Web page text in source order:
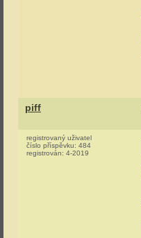
piff
registrovaný uživatel
číslo příspěvku: 484
registrován: 4-2019